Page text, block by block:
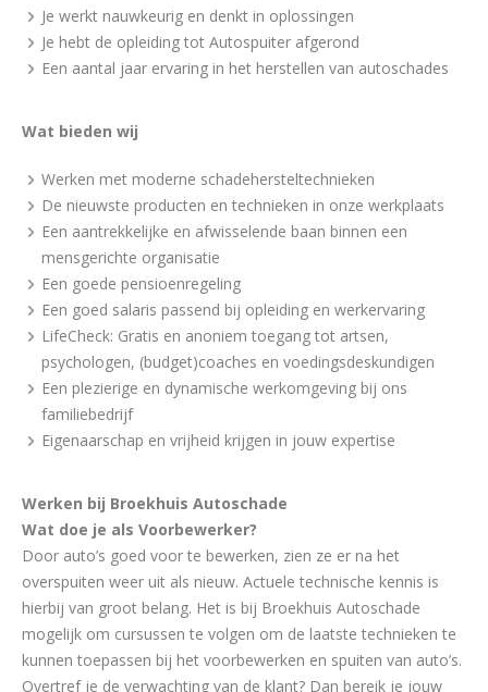
Je werkt nauwkeurig en denkt in oplossingen
Je hebt de opleiding tot Autospuiter afgerond
Een aantal jaar ervaring in het herstellen van autoschades
Wat bieden wij
Werken met moderne schadehersteltechnieken
De nieuwste producten en technieken in onze werkplaats
Een aantrekkelijke en afwisselende baan binnen een
mensgerichte organisatie
Een goede pensioenregeling
Een goed salaris passend bij opleiding en werkervaring
LifeCheck: Gratis en anoniem toegang tot artsen,
psychologen, (budget)coaches en voedingsdeskundigen
Een plezierige en dynamische werkomgeving bij ons
familiebedrijf
Eigenaarschap en vrijheid krijgen in jouw expertise
Werken bij Broekhuis Autoschade
Wat doe je als Voorbewerker?
Door auto’s goed voor te bewerken, zien ze er na het
overspuiten weer uit als nieuw. Actuele technische kennis is
hierbij van groot belang. Het is bij Broekhuis Autoschade
mogelijk om cursussen te volgen om de laatste technieken te
kunnen toepassen bij het voorbewerken en spuiten van auto’s.
Overtref je de verwachting van de klant? Dan bereik je jouw